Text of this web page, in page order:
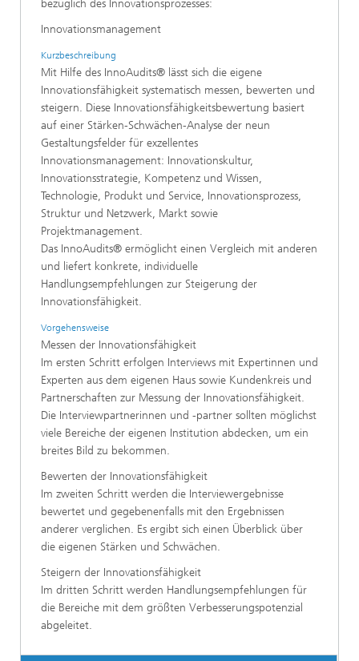
bezüglich des Innovationsprozesses:
Innovationsmanagement
Kurzbeschreibung
Mit Hilfe des InnoAudits® lässt sich die eigene
Innovationsfähigkeit systematisch messen, bewerten und
steigern. Diese Innovationsfähigkeitsbewertung basiert
auf einer Stärken-Schwächen-Analyse der neun
Gestaltungsfelder für exzellentes
Innovationsmanagement: Innovationskultur,
Innovationsstrategie, Kompetenz und Wissen,
Technologie, Produkt und Service, Innovationsprozess,
Struktur und Netzwerk, Markt sowie
Projektmanagement.
Das InnoAudits® ermöglicht einen Vergleich mit anderen
und liefert konkrete, individuelle
Handlungsempfehlungen zur Steigerung der
Innovationsfähigkeit.
Vorgehensweise
Messen der Innovationsfähigkeit
Im ersten Schritt erfolgen Interviews mit Expertinnen und
Experten aus dem eigenen Haus sowie Kundenkreis und
Partnerschaften zur Messung der Innovationsfähigkeit.
Die Interviewpartnerinnen und -partner sollten möglichst
viele Bereiche der eigenen Institution abdecken, um ein
breites Bild zu bekommen.
Bewerten der Innovationsfähigkeit
Im zweiten Schritt werden die Interviewergebnisse
bewertet und gegebenenfalls mit den Ergebnissen
anderer verglichen. Es ergibt sich einen Überblick über
die eigenen Stärken und Schwächen.
Steigern der Innovationsfähigkeit
Im dritten Schritt werden Handlungsempfehlungen für
die Bereiche mit dem größten Verbesserungspotenzial
abgeleitet.